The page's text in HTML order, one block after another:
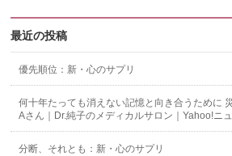
最近の投稿
優先順位：新・心のサプリ
何十年たっても消えない記憶と向き合うために
Aさん｜Dr.純子のメディカルサロン｜Yahoo!ニ
分断、それとも：新・心のサプリ